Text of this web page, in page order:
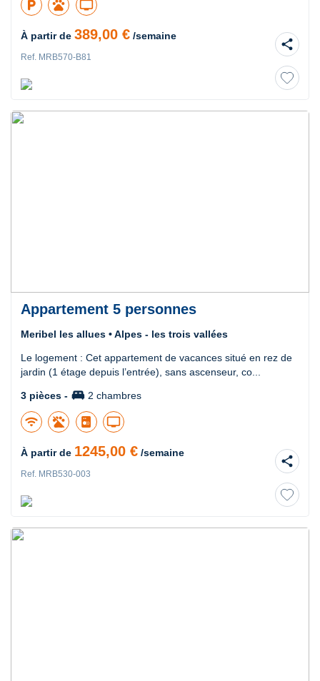
local_parking pets tv
À partir de 389,00 € /semaine
Ref. MRB570-B81
share
Appartement 5 personnes
Meribel les allues • Alpes - les trois vallées
Le logement : Cet appartement de vacances situé en rez de
jardin (1 étage depuis l’entrée), sans ascenseur, co...
3 pièces - king_bed 2 chambres
wifi tv
À partir de 1245,00 € /semaine
Ref. MRB530-003
share